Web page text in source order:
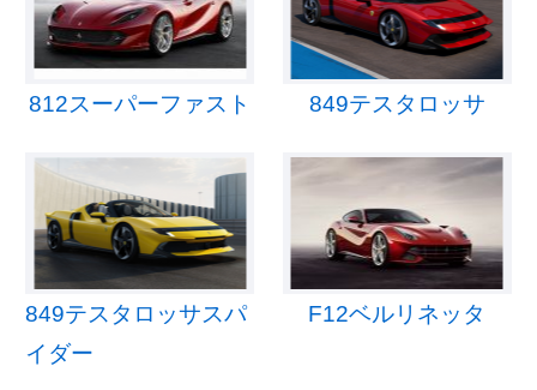
812スーパーファスト 849テスタロッサ
849テスタロッサスパ
イダー
F12ベルリネッタ